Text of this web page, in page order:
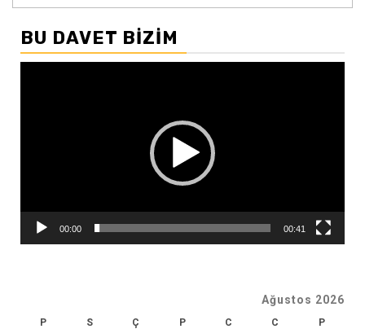
BU DAVET BIZIM
00:00 00:41
Ağustos 2026
P S Ç P C C P